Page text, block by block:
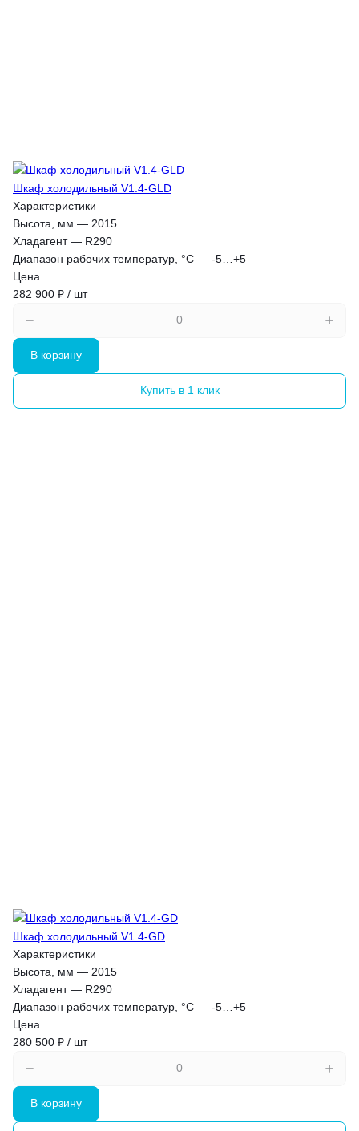
Шкаф холодильный V1.4-GLD
Характеристики
Высота, мм — 2015
Хладагент— R290
Диапазон рабочих температур, °C — -5…+5
Цена
282 900 ₽ / шт
В корзину
Купить в 1 клик
Шкаф холодильный V1.4-GD
Характеристики
Высота, мм — 2015
Хладагент— R290
Диапазон рабочих температур, °C — -5…+5
Цена
280 500 ₽ / шт
В корзину